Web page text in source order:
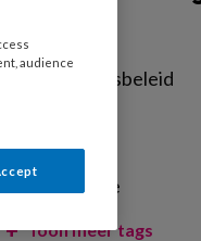
Alle tags
achterstandsbeleid
adhd
administratie
Toon meer tags
audience